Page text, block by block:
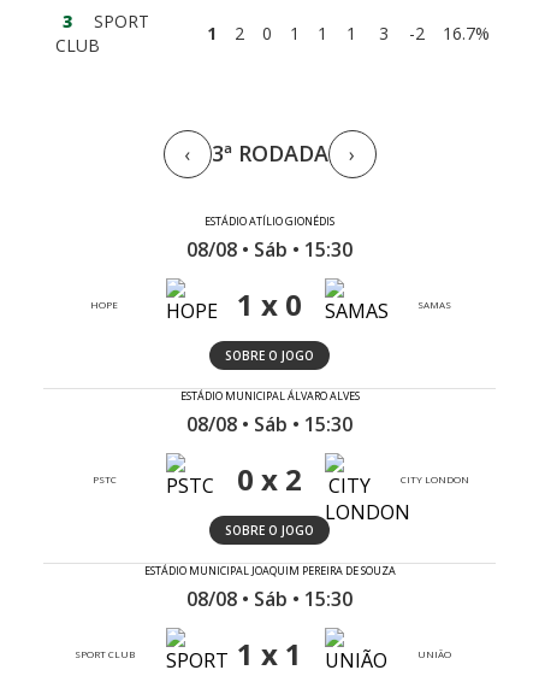
3
SPORT
CLUB
1 2 0 1 1 1 3 -2 16.7%
‹ 3ª RODADA ›
ESTÁDIO ATÍLIO GIONÉDIS
08/08 • Sáb • 15:30
HOPE 1 x 0 SAMAS
SOBRE O JOGO
ESTÁDIO MUNICIPAL ÁLVARO ALVES
08/08 • Sáb • 15:30
PSTC 0 x 2 CITY LONDON
SOBRE O JOGO
ESTÁDIO MUNICIPAL JOAQUIM PEREIRA DE SOUZA
08/08 • Sáb • 15:30
SPORT CLUB 1 x 1 UNIÃO